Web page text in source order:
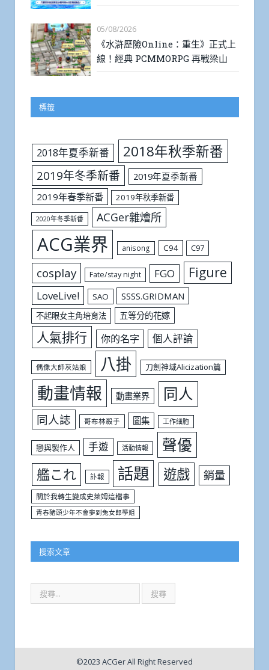
05/08/2026
《水滸歷險Online：重生》正式上
線！經典 PCMMORPG 再戰梁山
標籤
2018年夏季新番 2018年秋季新番
2019年冬季新番
2019年夏季新番
2019年春季新番
2019年秋季新番
2020年冬季新番 ACGer雜燴所
ACG業界 anisong C94 C97
cosplay Fate/stay night FGO Figure
LoveLive! SAO SSSS.GRIDMAN
不起眼女主角培育法 五等分的花嫁
人氣排行 你的名字 個人評論
偶像大師灰姑娘 八掛 刀劍神域Alicization篇
動畫情報 動畫業界 同人
同人誌 哥布林殺手 圖集 工作細胞
戀與製作人 手遊 活動情報 聲優
艦これ 訃報 話題 遊戲 銷量
關於我轉生變成史萊姆這檔事
青春豬頭少年不會夢到兔女郎學姐
搜索文章
©2023 ACGer All Right Reserved